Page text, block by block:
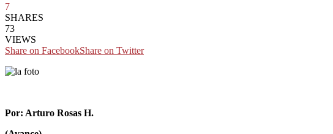
7
SHARES
73
VIEWS
Share on FacebookShare on Twitter
Por: Arturo Rosas H.